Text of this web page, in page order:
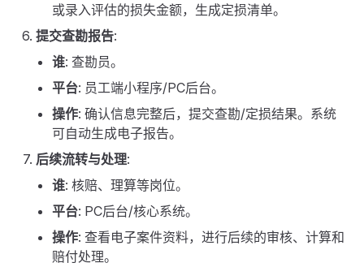
或录入评估的损失金额，生成定损清单。
提交查勘报告:
谁: 查勘员。
平台: 员工端小程序/PC后台。
操作: 确认信息完整后，提交查勘/定损结果。系统
可自动生成电子报告。
后续流转与处理:
谁: 核赔、理算等岗位。
平台: PC后台/核心系统。
操作: 查看电子案件资料，进行后续的审核、计算和
赔付处理。